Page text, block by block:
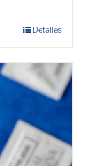
Detalles